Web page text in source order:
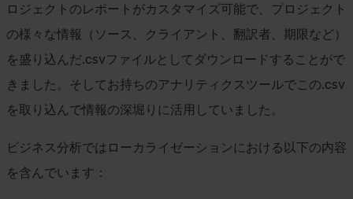
ロジェクトのレポートがカスタマイズ可能で、プロジェクト
の様々な情報（ソース、クライアント、翻訳者、期限など）
を盛り込んだ.csvファイルとしてダウンロードすることがで
きました。そしてお持ちのアナリティクスツールでこの.csv
を取り込んで情報の深堀りに活用していました。
ビジネス分析ではローカライゼーションにおける以下の内容
を含んでいます：